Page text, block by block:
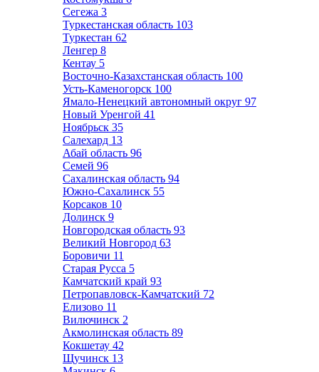
Сегежа 3
Туркестанская область 103
Туркестан 62
Ленгер 8
Кентау 5
Восточно-Казахстанская область 100
Усть-Каменогорск 100
Ямало-Ненецкий автономный округ 97
Новый Уренгой 41
Ноябрьск 35
Салехард 13
Абай область 96
Семей 96
Сахалинская область 94
Южно-Сахалинск 55
Корсаков 10
Долинск 9
Новгородская область 93
Великий Новгород 63
Боровичи 11
Старая Русса 5
Камчатский край 93
Петропавловск-Камчатский 72
Елизово 11
Вилючинск 2
Акмолинская область 89
Кокшетау 42
Щучинск 13